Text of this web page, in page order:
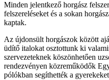
Minden jelentkező horgász
felszereléseket és a sokan
kaptak.
Az újdonsült horgászok között
üdítő italokat osztottunk ki
szervezeteknek köszönhetően
rendezvényen közreműködők
pólókban segíthették a